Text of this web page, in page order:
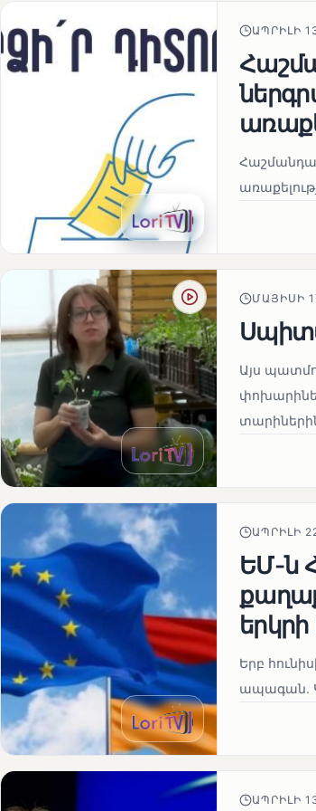
ԱՊՐԻԼԻ
ՄԱՅԻՍԻ
Այս
ԱՊՐԻԼԻ
ԵՄ-ն
Երբ
ապագան.
ԱՊՐԻԼԻ